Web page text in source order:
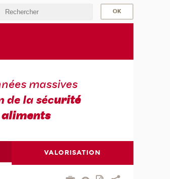
massives
de la sécurité
VALORISATION